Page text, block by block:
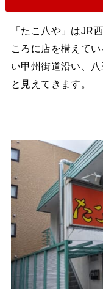
「たこ八や」はJR
ころに店を構えて
い甲州街道沿い、
と見えてきます。